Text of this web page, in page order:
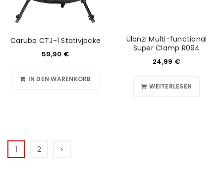
Caruba CTJ-1 Stativjacke
59,90 €
IN DEN WARENKORB
Ulanzi Multi-functional
Super Clamp R094
24,99 €
WEITERLESEN
1 2